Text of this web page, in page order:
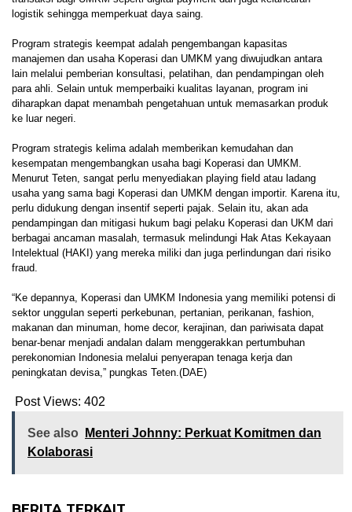
logistik sehingga memperkuat daya saing.
Program strategis keempat adalah pengembangan kapasitas
manajemen dan usaha Koperasi dan UMKM yang diwujudkan antara
lain melalui pemberian konsultasi, pelatihan, dan pendampingan oleh
para ahli. Selain untuk memperbaiki kualitas layanan, program ini
diharapkan dapat menambah pengetahuan untuk memasarkan produk
ke luar negeri.
Program strategis kelima adalah memberikan kemudahan dan
kesempatan mengembangkan usaha bagi Koperasi dan UMKM.
Menurut Teten, sangat perlu menyediakan playing field atau ladang
usaha yang sama bagi Koperasi dan UMKM dengan importir. Karena itu,
perlu didukung dengan insentif seperti pajak. Selain itu, akan ada
pendampingan dan mitigasi hukum bagi pelaku Koperasi dan UKM dari
berbagai ancaman masalah, termasuk melindungi Hak Atas Kekayaan
Intelektual (HAKI) yang mereka miliki dan juga perlindungan dari risiko
fraud.
“Ke depannya, Koperasi dan UMKM Indonesia yang memiliki potensi di
sektor unggulan seperti perkebunan, pertanian, perikanan, fashion,
makanan dan minuman, home decor, kerajinan, dan pariwisata dapat
benar-benar menjadi andalan dalam menggerakkan pertumbuhan
perekonomian Indonesia melalui penyerapan tenaga kerja dan
peningkatan devisa,” pungkas Teten.(DAE)
Post Views: 402
See also
Menteri Johnny: Perkuat Komitmen dan
Kolaborasi
BERITA TERKAIT